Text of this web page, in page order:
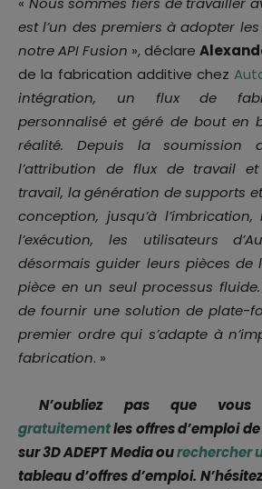
est l’un des premiers à adopter
notre API Fusion », déclare
de la fabrication additive chez
intégration, un flux de
personnalisé et géré de bout en
réalité. Depuis la soumission
l’attribution de flux de travail et
travail, la génération de supports
conception, jusqu’à
l’exécution, les utilisateurs
désormais guider leurs pièces
pièce en un seul processus
de fournir une solution de plate-
premier ordre qui s’adapte à
fabrication. »
N’oubliez pas que
gratuitementles offres d’emploi
sur 3D ADEPT Media ourechercher
tableau d’offres d’emploi.